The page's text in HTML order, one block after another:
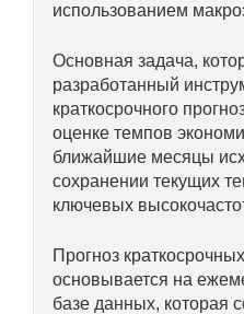
Общие
Стандарты
Научные труды
использованием
Основная задача,
разработанный
краткосрочного
оценке темпов
ближайшие месяцы
сохранении текущих
ключевых
Прогноз
основывается на
базе данных, которая